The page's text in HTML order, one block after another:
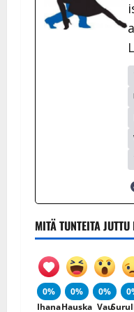
MITÄ TUNTEITA
0%
Ihana
0%
Hauska
0%
Vau